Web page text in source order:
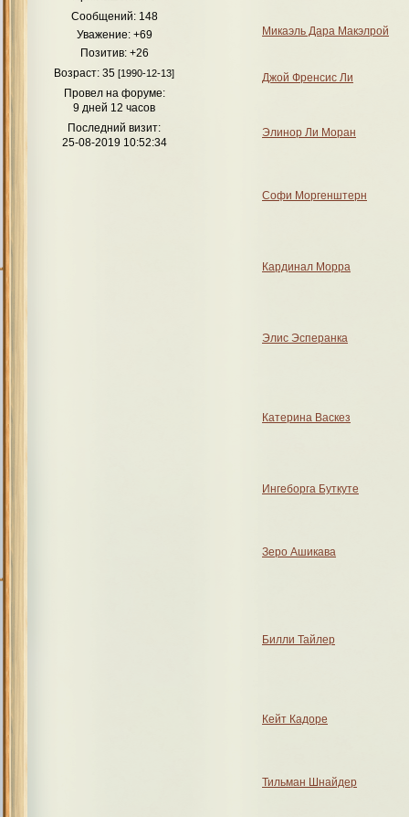
Как театр начинается с вешалки, так Приют для многих его
любимчика среди персонажей и
Сообщений:148
Уважение: +69
Позитив: +26
Возраст: 35 [1990-12-13]
Провел на форуме:
9 дней 12 часов
Последний визит:
25-08-2019 10:52:34
Микаэль Дара Макэлрой
Джой Френсис Ли
Элинор Ли Моран
Софи Моргенштерн
Кардинал Морра
Элис Эсперанка
Катерина Васкез
Ингеборга Буткуте
Зеро Ашикава
Билли Тайлер
Кейт Кадоре
Тильман Шнайдер